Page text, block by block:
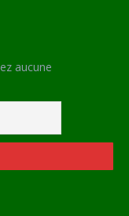
aucune